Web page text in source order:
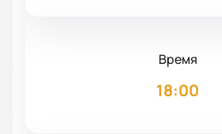
Время
18:00